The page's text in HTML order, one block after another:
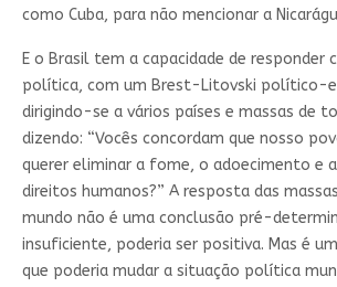
como Cuba, para não mencionar a
E o Brasil tem a capacidade de responder
política, com um Brest-Litovski político-
dirigindo-se a vários países e massas de
dizendo: “Vocês concordam que nosso
querer eliminar a fome, o adoecimento e
direitos humanos?” A resposta das
mundo não é uma conclusão pré-
insuficiente, poderia ser positiva. Mas é
que poderia mudar a situação política